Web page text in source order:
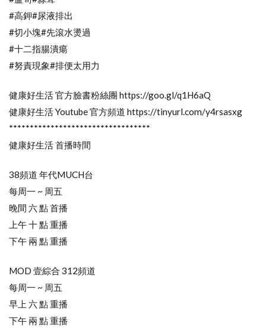
#高鉀#尿液排出
#切小塊#先滾水燙過
#十二指腸潰瘍
#努責現象#排便太用力
健康好生活 官方臉書粉絲團 https://goo.gl/q1H6aQ
健康好生活 Youtube 官方頻道 https://tinyurl.com/y4rsasxg
**********************************
健康好生活 首播時間
38頻道 年代MUCH台
每周一 ~ 周五
晚間 六 點 首播
上午 十 點 重播
下午 兩 點 重播
MOD 壹綜合 312頻道
每周一 ~ 周五
早上 六 點 重播
下午 兩 點 重播